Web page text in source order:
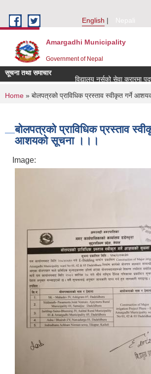
English
Nepali
Amargadhi Municipality
Government of Nepal
सूचना तथा समाचार
विद्यालय नर्सको सेवा करारमा
You are here
Home » बोलपत्रको प्राविधिक प्रस्ताव स्वीकृत गर्ने
बोलपत्रको प्राविधिक प्रस्ताव
आशयको सूचना ।।।
Image: